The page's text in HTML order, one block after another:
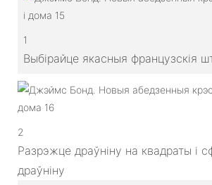
1
Выбірайце якасныя французскія
2
Разрэжце драўніну на квадраты і
драўніну